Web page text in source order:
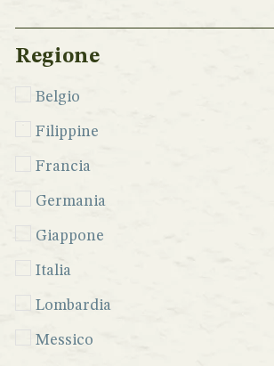
Regione
Belgio
Filippine
Francia
Germania
Giappone
Italia
Lombardia
Messico